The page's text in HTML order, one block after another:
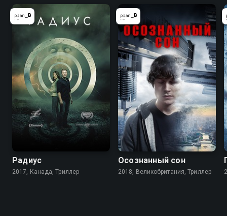
состояние ухудшается и мешает ей работать.
Сможет ли она вернуть душевное равновесие и
поймать алфавитного убийцу?
Радиус
2017, Канада, Триллер
Осознанный сон
2018, Великобритания, Триллер